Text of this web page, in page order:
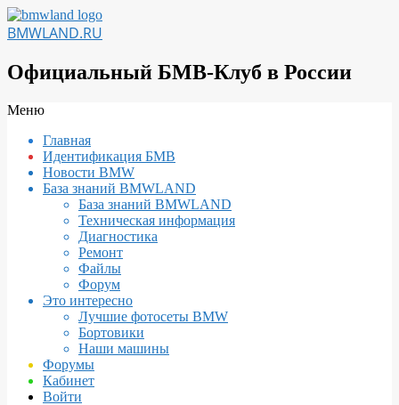
Перейти
к
BMWLAND.RU
Официальный БМВ-Клуб в России
Вторичное
навигации
Меню
Главная
Идентификация БМВ
Новости BMW
База знаний BMWLAND
База знаний BMWLAND
Техническая информация
Диагностика
Ремонт
Файлы
Форум
Это интересно
Лучшие фотосеты BMW
Бортовики
Наши машины
Форумы
Кабинет
Войти